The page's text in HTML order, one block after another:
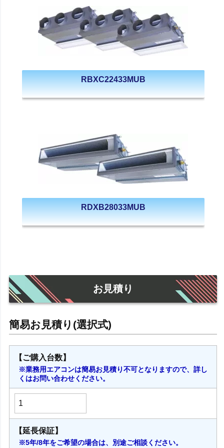
RBXC22433MUB
RDXB28033MUB
お見積り
【ご購入台数】
※業務用エアコンは簡易お見積り不可となりますので、詳し
くはお問い合わせください。
【延長保証】
※5年/8年をご希望の場合は、別途ご相談ください。